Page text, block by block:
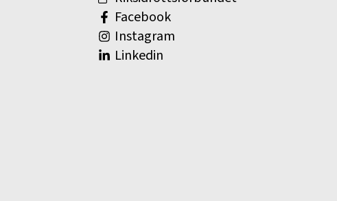
Facebook
Instagram
Linkedin